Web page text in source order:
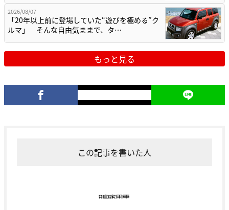
2026/08/07
「20年以上前に登場していた“遊びを極める”ク
ルマ」 そんな自由気ままで、タ…
もっと見る
この記事を書いた人